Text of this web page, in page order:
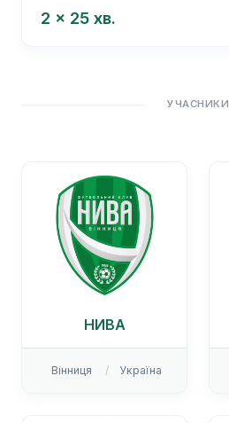
2 x 25 хв.
УЧАСНИКИ
НИВА
Вінниця Україна